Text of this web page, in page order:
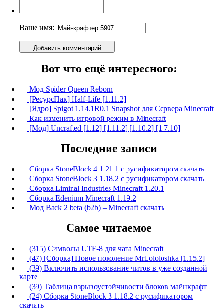
Ваше имя:
Добавить комментарий
Вот что ещё интересного:
Мод Spider Queen Reborn
[РесурсПак] Half-Life [1.11.2]
[Ядро] Spigot 1.14.1R0.1 Snapshot для Сервера Minecraft
Как изменить игровой режим в Minecraft
[Мод] Uncrafted [1.12] [1.11.2] [1.10.2] [1.7.10]
Последние записи
Сборка StoneBlock 4 1.21.1 с русификатором скачать
Сборка StoneBlock 3 1.18.2 с русификатором скачать
Сборка Liminal Industries Minecraft 1.20.1
Сборка Edenium Minecraft 1.19.2
Мод Back 2 beta (b2b) – Minecraft скачать
Самое читаемое
(315) Символы UTF-8 для чата Minecraft
(47) [Сборка] Новое поколение MrLololoshka [1.15.2]
(39) Включить использование читов в уже созданной
карте
(39) Таблица взрывоустойчивости блоков майнкрафт
(24) Сборка StoneBlock 3 1.18.2 с русификатором
скачать